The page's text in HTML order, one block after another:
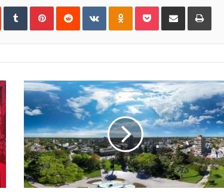
StumbleUpon
TumblrPinterestReddit VKontakteOdnoklassniki
PocketShare
Email
Print